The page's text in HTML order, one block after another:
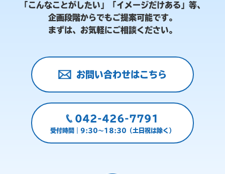
「こんなことがしたい」「イメージだけある」等、
企画段階からでもご提案可能です。
まずは、お気軽にご相談ください。
お問い合わせはこちら
042-426-7791
受付時間｜9:30～18:30（土日祝は除く）